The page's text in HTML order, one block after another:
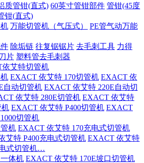
质管钳(直式) 60英寸管钳部件 管钳(45度
钳(直式)
万能切管机（气压式）
PE管气动万能
除垢链 往复锯锯片 去毛刺工具 力得
片 塑料管去毛刺器
依艾特切管机
EXACT 依艾特 170切管机 EXACT 依
自动切管机 EXACT 依艾特 220E自动切
依艾特 280E切管机 EXACT 依艾特
机 EXACT 依艾特 P400切管机 EXACT
切管机
机 EXACT 依艾特 170充电式切管机
艾特 P400充电式切管机 EXACT 依艾特
式切管机…
体机 EXACT 依艾特 170E坡口切管机